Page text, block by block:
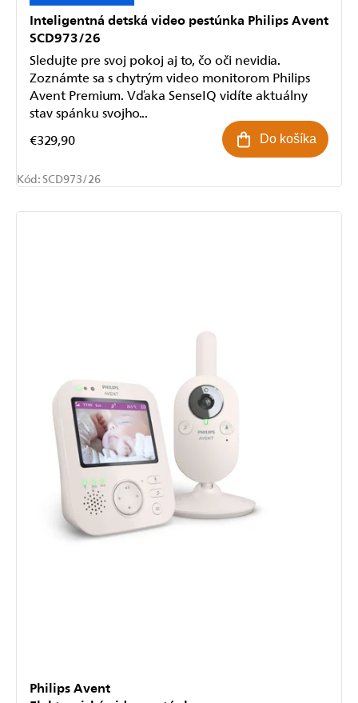
Inteligentná detská video pestúnka Philips Avent
SCD973/26
€329,90 Do košíka
Sledujte pre svoj pokoj aj to, čo oči nevidia.
Zoznámte sa s chytrým video monitorom Philips
Avent Premium. Vďaka SenseIQ vidíte aktuálny
stav spánku svojho...
Kód:SCD973/26
Philips Avent